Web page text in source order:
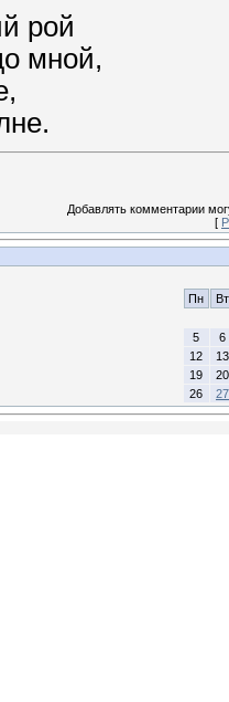
рой
мной,
Добавлять комментарии
[
Пн Вт
5
6
12
13
19
20
26
27